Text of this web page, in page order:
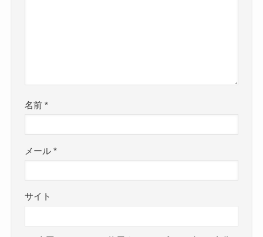
名前*
メール*
サイト